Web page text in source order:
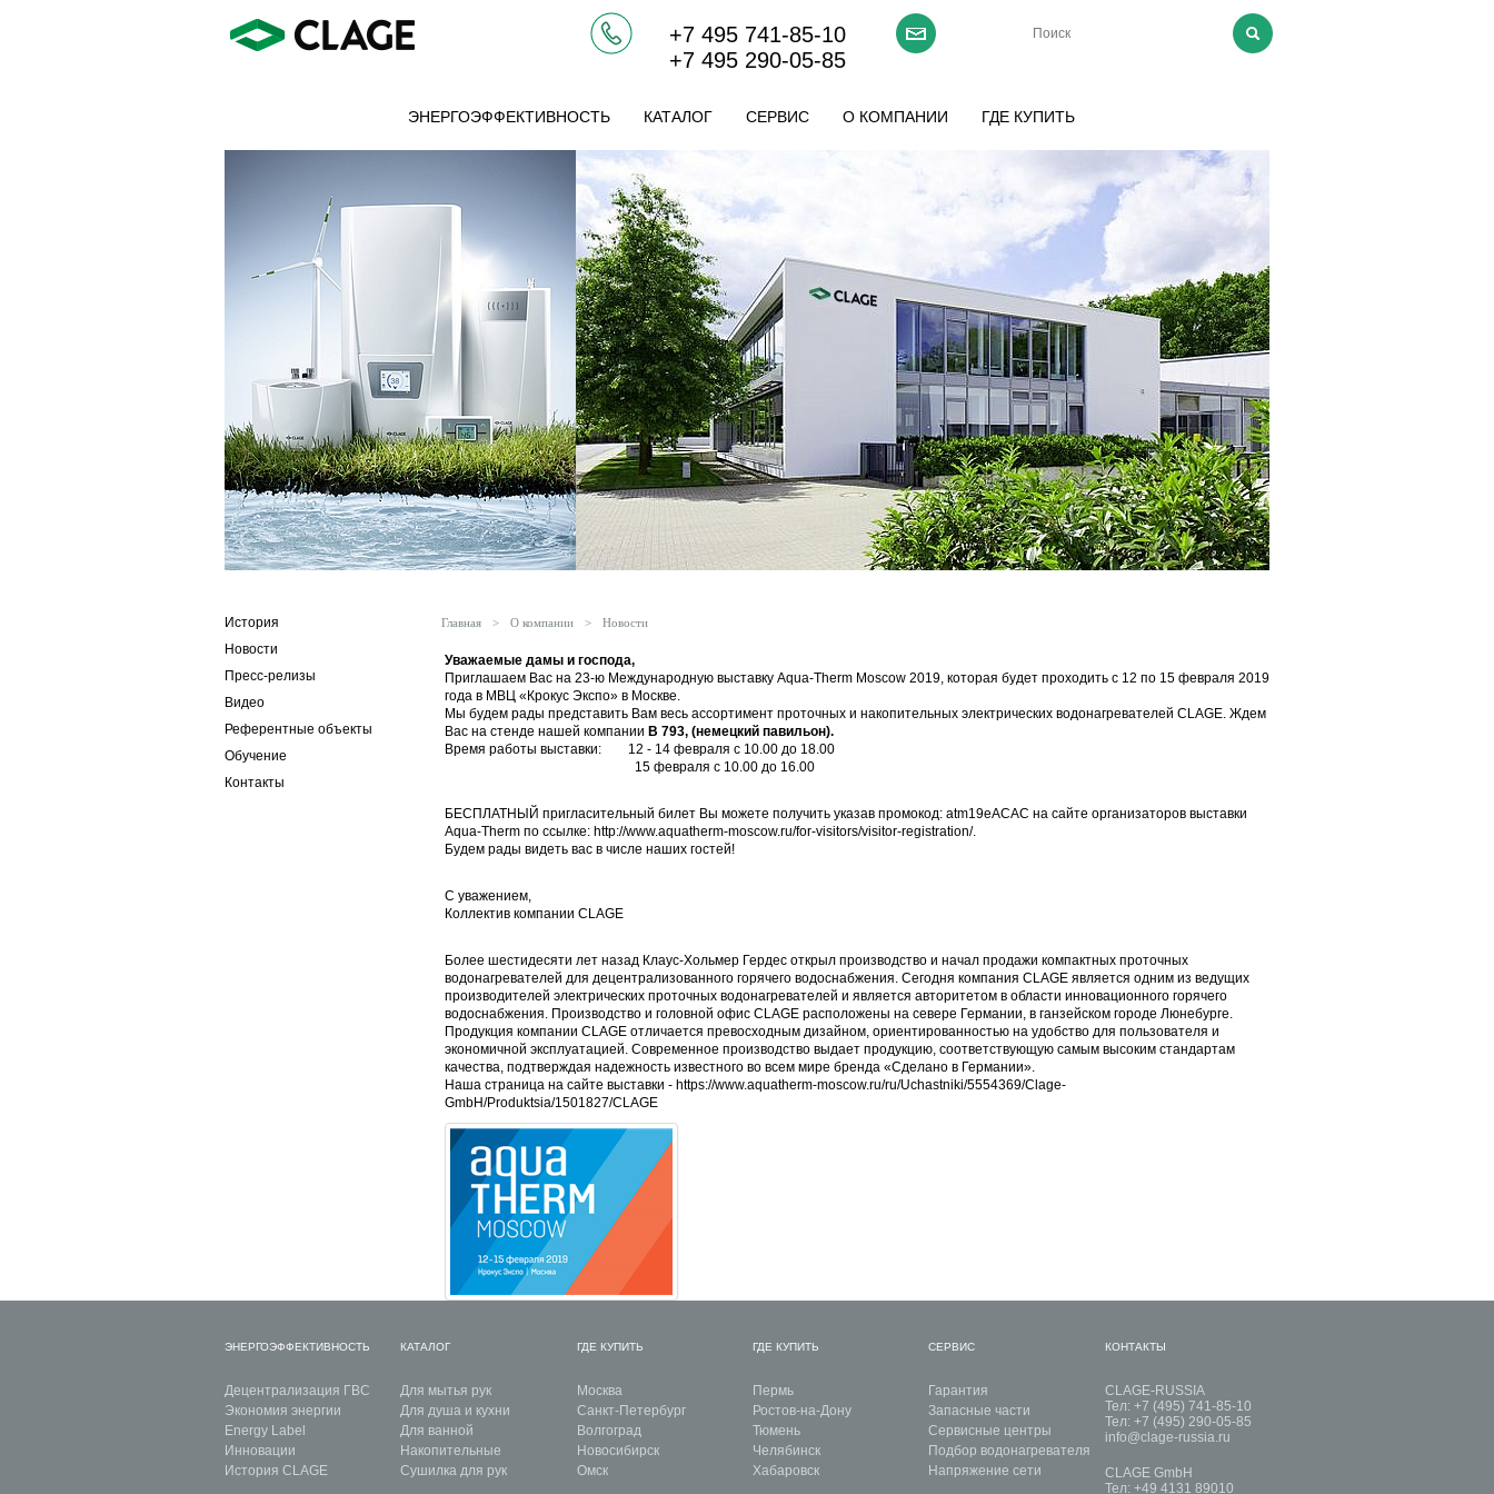
+7 495 741-85-10
+7 495 290-05-85
ЭНЕРГОЭФФЕКТИВНОСТЬ КАТАЛОГ СЕРВИС О КОМПАНИИ ГДЕ КУПИТЬ
История
Новости
Пресс-релизы
Видео
Референтные объекты
Обучение
Контакты
Главная > О компании > Новости
Уважаемые дамы и господа,
Приглашаем Вас на 23-ю Международную выставку Aqua-Therm Moscow 2019, которая будет проходить с 12 по 15 февраля 2019
года в МВЦ «Крокус Экспо» в Москве.
Мы будем рады представить Вам весь ассортимент проточных и накопительных электрических водонагревателей CLAGE. Ждем
Вас на стенде нашей компании В 793, (немецкий павильон).
Время работы выставки: 12 - 14 февраля с 10.00 до 18.00
15 февраля с 10.00 до 16.00
БЕСПЛАТНЫЙ пригласительный билет Вы можете получить указав промокод: atm19eACAC на сайте организаторов выставки
Aqua-Therm по ссылке:http://www.aquatherm-moscow.ru/for-visitors/visitor-registration/.
Будем рады видеть вас в числе наших гостей!
С уважением,
Коллектив компании CLAGE
Более шестидесяти лет назад Клаус-Хольмер Гердес открыл производство и начал продажи компактных проточных
водонагревателей для децентрализованного горячего водоснабжения. Сегодня компания CLAGE является одним из ведущих
производителей электрических проточных водонагревателей и является авторитетом в области инновационного горячего
водоснабжения. Производство и головной офис CLAGE расположены на севере Германии, в ганзейском городе Люнебурге.
Продукция компании CLAGE отличается превосходным дизайном, ориентированностью на удобство для пользователя и
экономичной эксплуатацией. Современное производство выдает продукцию, соответствующую самым высоким стандартам
качества, подтверждая надежность известного во всем мире бренда «Сделано в Германии».
Наша страница на сайте выставки - https://www.aquatherm-moscow.ru/ru/Uchastniki/5554369/Clage-
GmbH/Produktsia/1501827/CLAGE
ЭНЕРГОЭФФЕКТИВНОСТЬ
Децентрализация ГВС
Экономия энергии
Energy Label
Инновации
История CLAGE
КАТАЛОГ
Для мытья рук
Для душа и кухни
Для ванной
Накопительные
Сушилка для рук
ГДЕ КУПИТЬ
Москва
Санкт-Петербург
Волгоград
Новосибирск
Омск
ГДЕ КУПИТЬ
Пермь
Ростов-на-Дону
Тюмень
Челябинск
Хабаровск
СЕРВИС
Гарантия
Запасные части
Сервисные центры
Подбор водонагревателя
Напряжение сети
КОНТАКТЫ
CLAGE-RUSSIA
Тел: +7 (495) 741-85-10
Тел: +7 (495) 290-05-85
info@clage-russia.ru
CLAGE GmbH
Тел: +49 4131 89010